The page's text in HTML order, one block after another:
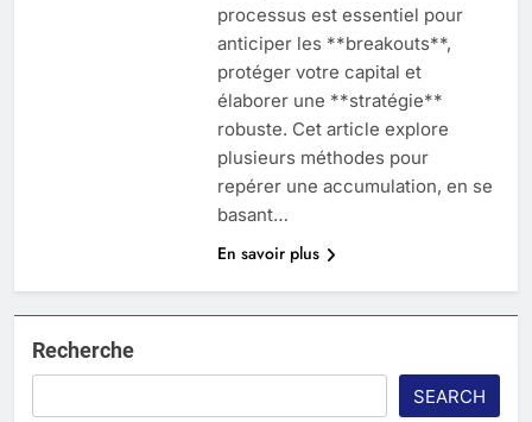
processus est essentiel pour
anticiper les **breakouts**,
protéger votre capital et
élaborer une **stratégie**
robuste. Cet article explore
plusieurs méthodes pour
repérer une accumulation, en se
basant…
En savoir plus
Recherche
SEARCH